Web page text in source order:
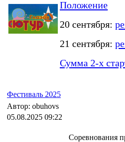
Положение
20 сентября:
21 сентября:
Сумма 2-х
Фестиваль 2025
Автор: obuhovs
05.08.2025 09:22
Соревнования